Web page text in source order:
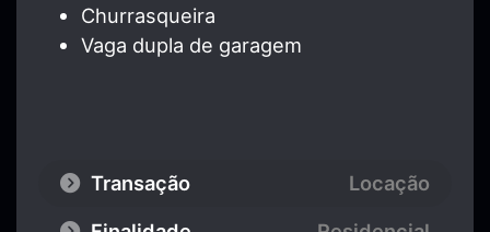
Churrasqueira
Vaga dupla de garagem
Transação
Locação